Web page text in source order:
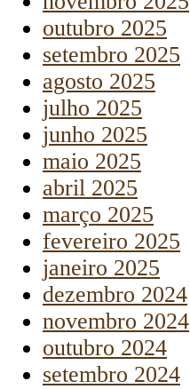
outubro 2025
setembro 2025
agosto 2025
julho 2025
junho 2025
maio 2025
abril 2025
março 2025
fevereiro 2025
janeiro 2025
dezembro 2024
novembro 2024
outubro 2024
setembro 2024